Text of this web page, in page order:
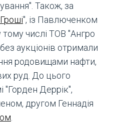
Також, за
", із Павлюченком
тому числі ТОВ "Ангро
аукціонів отримали
родовищами нафти,
руд. До цього
"Горден Деррік",
другом Геннадія
.